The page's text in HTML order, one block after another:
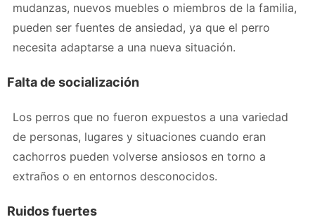
mudanzas, nuevos muebles o miembros de la familia,
pueden ser fuentes de ansiedad, ya que el perro
necesita adaptarse a una nueva situación.
Falta de socialización
Los perros que no fueron expuestos a una variedad
de personas, lugares y situaciones cuando eran
cachorros pueden volverse ansiosos en torno a
extraños o en entornos desconocidos.
Ruidos fuertes